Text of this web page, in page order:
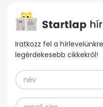
Iratkozz fel a
legérdekesebb cikkekről!